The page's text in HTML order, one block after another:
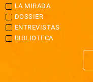
LA MIRADA
DOSSIER
ENTREVISTAS
BIBLIOTECA